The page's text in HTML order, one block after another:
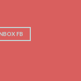
FB